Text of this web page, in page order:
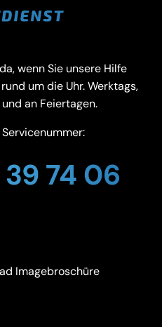
wenn Sie unsere Hilfe
um die Uhr. Werktags,
an Feiertagen.
39 74 06
Imagebroschüre